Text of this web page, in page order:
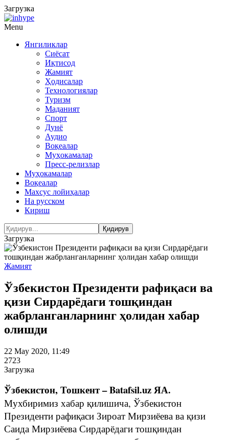
Загрузка
Menu
Янгиликлар
Сиёсат
Иқтисод
Жамият
Ҳодисалар
Технологиялар
Туризм
Маданият
Спорт
Дунё
Аудио
Воқеалар
Муҳокамалар
Пресс-релизлар
Муҳокамалар
Воқеалар
Махсус лойиҳалар
На русском
Кириш
Загрузка
Жамият
Ўзбекистон Президенти рафиқаси ва
қизи Сирдарёдаги тошқиндан
жабрланганларнинг ҳолидан хабар
олишди
22 May 2020, 11:49
2723
Загрузка
Ўзбекистон, Тошкент – Batafsil.uz ЯА.
Мухбиримиз хабар қилишича, Ўзбекистон
Президенти рафиқаси Зироат Мирзиёева ва қизи
Саида Мирзиёева Сирдарёдаги тошқиндан